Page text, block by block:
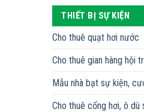
THIẾT BỊ SỰ KIỆN
Cho thuê quạt hơi nước
Cho thuê gian hàng hội
Mẫu nhà bạt sự kiện,
Cho thuê cổng hơi, ô dù